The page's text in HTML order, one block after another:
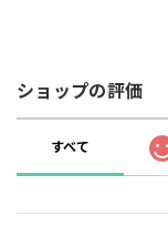
ショップの評価
すべて